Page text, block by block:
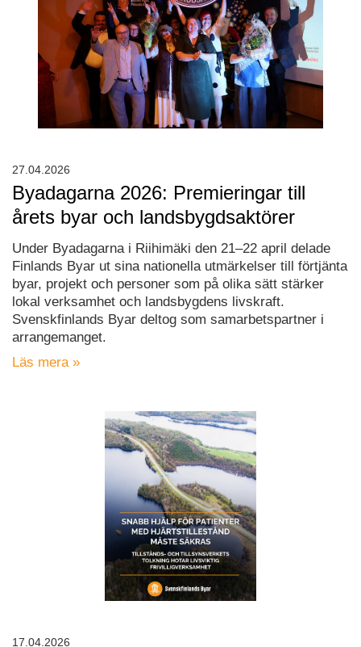
Byadagarna 2026: Premieringar till
årets byar och landsbygdsaktörer
Under Byadagarna i Riihimäki den 21–22 april delade
Finlands Byar ut sina nationella utmärkelser till förtjänta
byar, projekt och personer som på olika sätt stärker
lokal verksamhet och landsbygdens livskraft.
Svenskfinlands Byar deltog som samarbetspartner i
arrangemanget.
Läs mera »
27.04.2026
17.04.2026